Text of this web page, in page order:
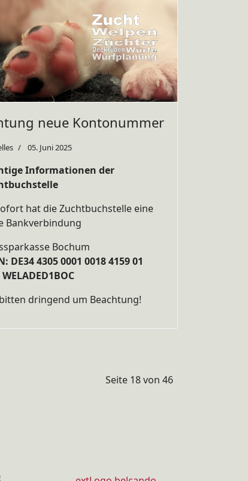
neue Kontonummer
05. Juni 2025
Informationen der
hat die Zuchtbuchstelle eine
Bankverbindung
Bochum
DE34 4305 0001 0018 4159 01
dringend um Beachtung!
Seite 18 von 46